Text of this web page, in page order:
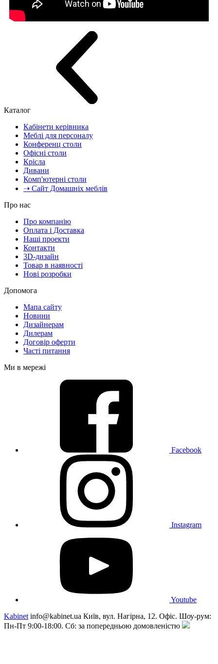
Каталог
Кабінети керівника
Меблі для персоналу
Конференц столи
Офісні столи
Крісла
Дивани
Комп'ютерні столи
➝ Сайт Домашніх меблів
Про нас
Про компанію
Оплата і Доставка
Наші проекти
Контакти
3D-дизайн
Товар в наявності
Нові розробки
Допомога
Мапа сайту
Новини
Дизайнерам
Дилерам
Договір оферти
Часті питання
Ми в мережі
Facebook
Instagram
Youtube
Kabinet info@kabinet.ua Київ, вул. Нагірна, 12. Офіс. Шоу-рум:
Пн-Пт 9:00-18:00. Сб: за попередньою домовленістю